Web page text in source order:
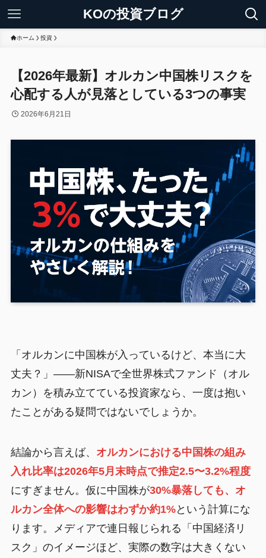
KOの投資ブログ
ホーム 投資
【2026年最新】オルカン中国株リスクを
心配する人が見落としている3つの事実
2026年6月21日
「オルカンに中国株が入っているけど、本当に大
丈夫？」——新NISAで全世界株式ファンド（オル
カン）を積み立てている投資家なら、一度は抱い
たことがある疑問ではないでしょうか。
結論から言えば、 オルカンにおける中国株の組み
入れ比率は2026年5月末時点で推定2.5〜3.2%程度
にすぎません。仮に中国株が30%暴落しても、オ
ルカン全体への影響はわずか約1%という計算にな
ります。メディアで連日報じられる「中国経済リ
スク」のイメージほど、実際の数字は大きくない